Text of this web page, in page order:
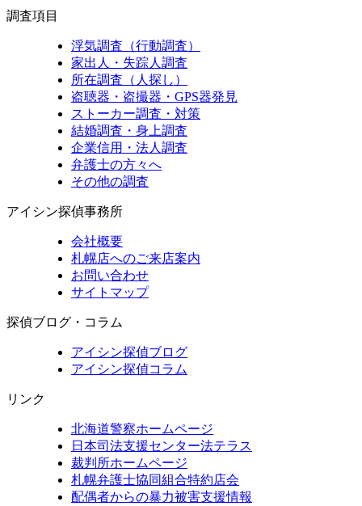
調査項目
浮気調査（行動調査）
家出人・失踪人調査
所在調査（人探し）
盗聴器・盗撮器・GPS器発見
ストーカー調査・対策
結婚調査・身上調査
企業信用・法人調査
弁護士の方々へ
その他の調査
アイシン探偵事務所
会社概要
札幌店へのご来店案内
お問い合わせ
サイトマップ
探偵ブログ・コラム
アイシン探偵ブログ
アイシン探偵コラム
リンク
北海道警察ホームページ
日本司法支援センター法テラス
裁判所ホームページ
札幌弁護士協同組合特約店会
配偶者からの暴力被害支援情報